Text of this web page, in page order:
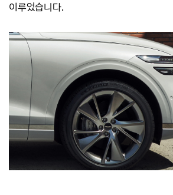
이루었습니다.